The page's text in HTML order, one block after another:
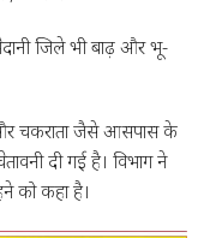
जिले भी बाढ़ और भू-
और चकराता जैसे आसपास के
दी गई है। विभाग ने
को कहा है।